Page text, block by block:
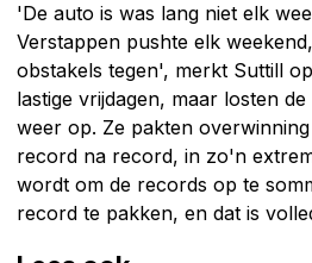
'De auto is was lang niet elk
Verstappen pushte elk
obstakels tegen', merkt Suttill
lastige vrijdagen, maar losten
weer op. Ze pakten
record na record, in zo'n
wordt om de records op te
record te pakken, en dat is